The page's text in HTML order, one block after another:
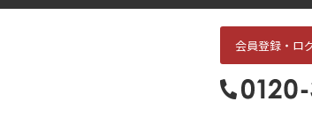
野エリアの中古戸建て、中古マンションをお探しなら、
会員登録・ロ